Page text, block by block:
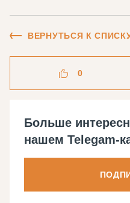
ВЕРНУТЬСЯ К
0
Больше
нашем Telegam-